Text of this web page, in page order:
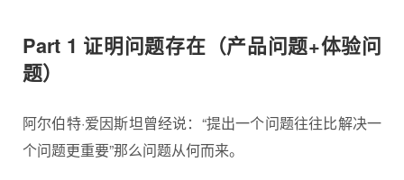
Part 1 证明问题存在（产品问题+体验问
题）
阿尔伯特·爱因斯坦曾经说：“提出一个问题往往比解决一
个问题更重要”那么问题从何而来。